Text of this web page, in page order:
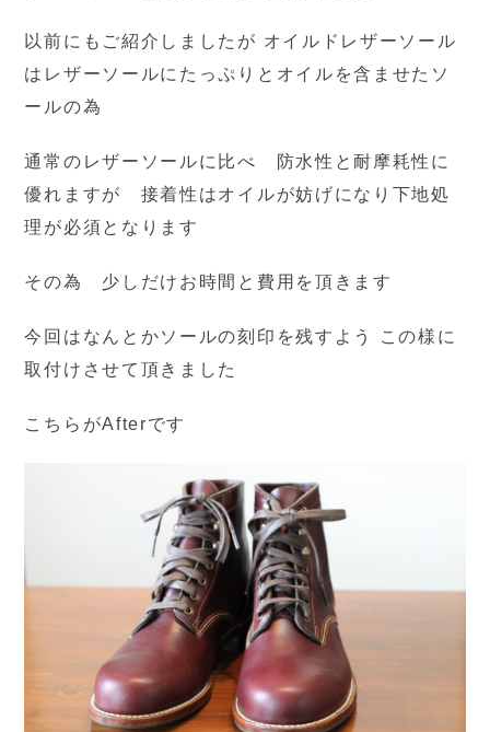
以前にもご紹介しましたが オイルドレザーソール
はレザーソールにたっぷりとオイルを含ませたソ
ールの為
通常のレザーソールに比べ 防水性と耐摩耗性に
優れますが 接着性はオイルが妨げになり下地処
理が必須となります
その為 少しだけお時間と費用を頂きます
今回はなんとかソールの刻印を残すよう この様に
取付けさせて頂きました
こちらがAfterです